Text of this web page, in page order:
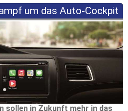
um das Auto-Cockpit
sollen in Zukunft mehr in das